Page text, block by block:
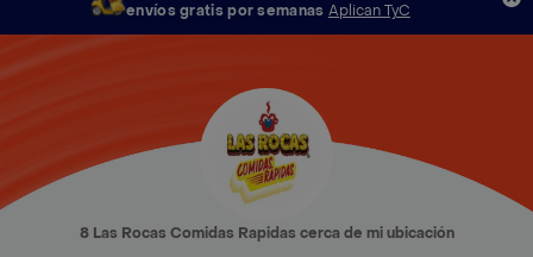
envíos gratis por semanas Aplican TyC
8 Las Rocas Comidas Rapidas cerca de mi ubicación